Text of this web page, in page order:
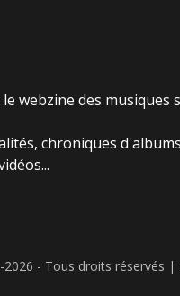
webzine des musiques
chroniques
- Tous droits réservés |